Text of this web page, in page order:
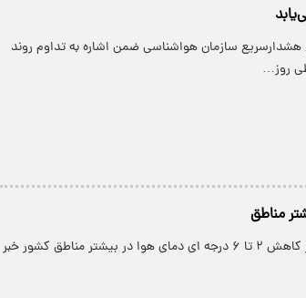
سازمان هواشناسی ضمن اشاره به تداوم روند
روز…
مناطق
پارسینه: سازمان هواشناسی از کاهش ۲ تا ۶ درجه ای دمای هوا در بیشتر مناطق کشور خبر